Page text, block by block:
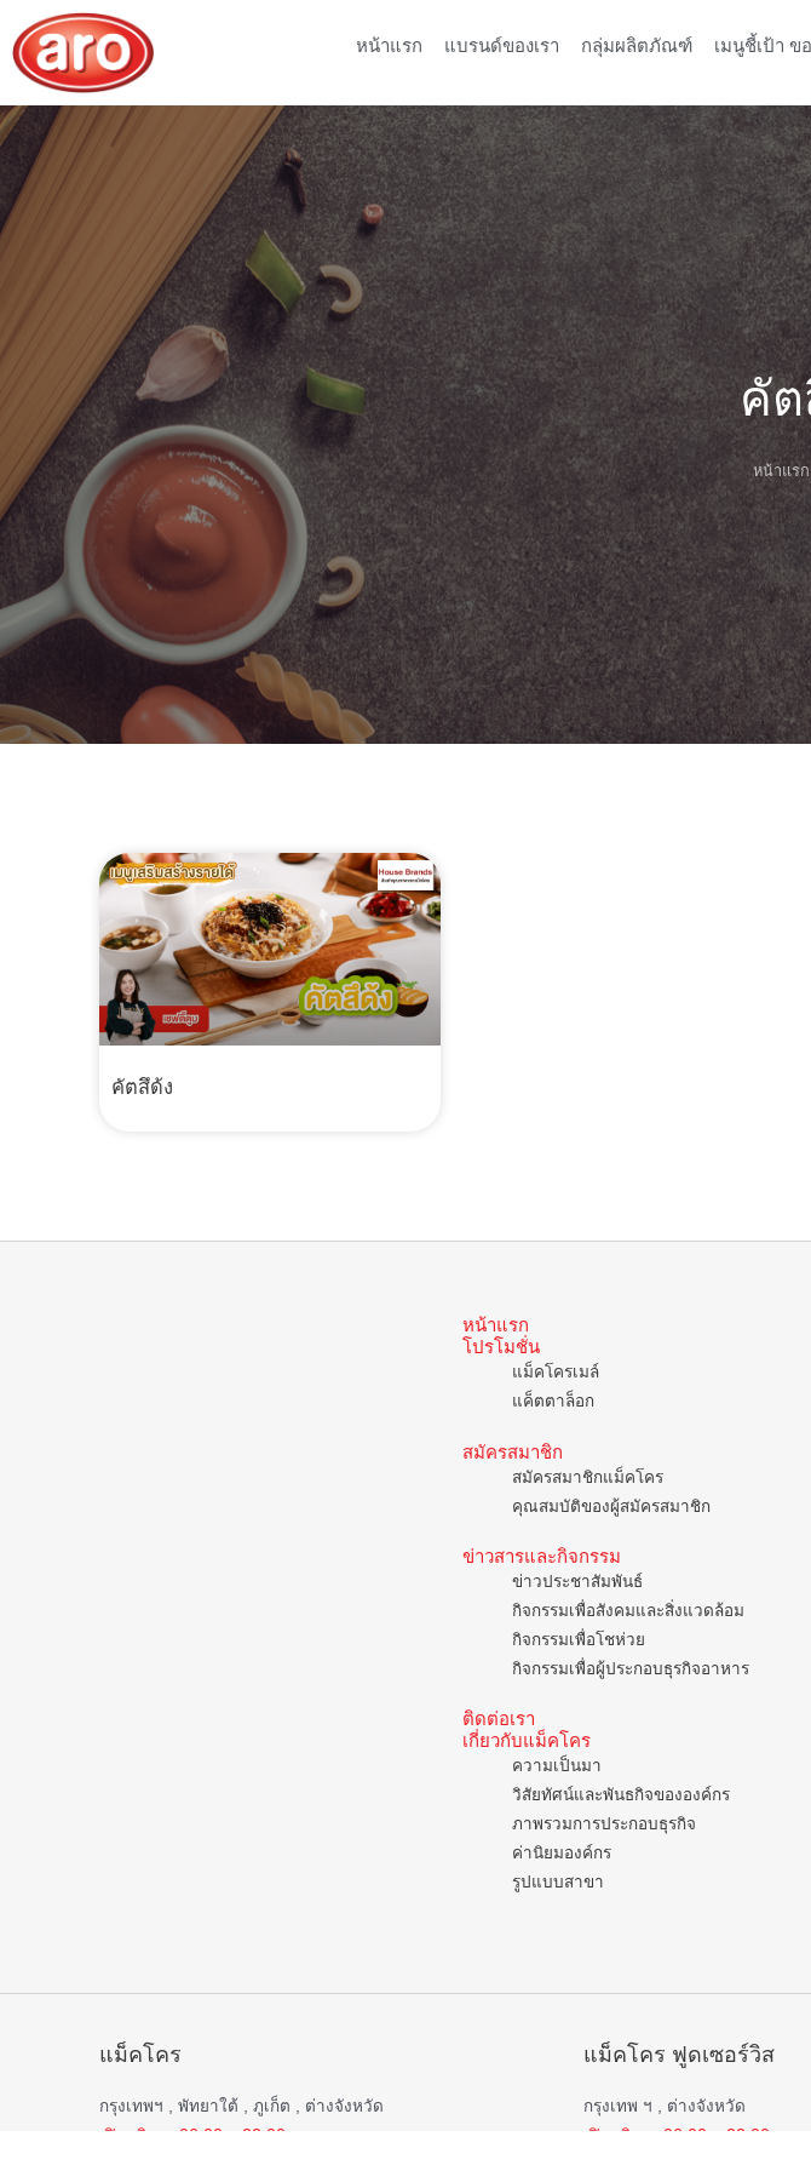
หน้าแรก แบรนด์ของเรา กลุ่มผลิตภัณฑ์ เมนูชี้เป้า
คัต
หน้าแรก
คัตสึด้ง
หน้าแรก
โปรโมชั่น
แม็คโครเมล์
แค็ตตาล็อก
สมัครสมาชิก
สมัครสมาชิกแม็คโคร
คุณสมบัติของผู้สมัครสมาชิก
ข่าวสารและกิจกรรม
ข่าวประชาสัมพันธ์
กิจกรรมเพื่อสังคมและสิ่งแวดล้อม
กิจกรรมเพื่อโชห่วย
กิจกรรมเพื่อผู้ประกอบธุรกิจอาหาร
ติดต่อเรา
เกี่ยวกับแม็คโคร
ความเป็นมา
วิสัยทัศน์และพันธกิจขององค์กร
ภาพรวมการประกอบธุรกิจ
ค่านิยมองค์กร
รูปแบบสาขา
แม็คโคร
กรุงเทพฯ , พัทยาใต้ , ภูเก็ต , ต่างจังหวัด
เปิดบริการ 06.00 – 22.00 น.
แม็คโคร ฟูดเซอร์วิส
กรุงเทพ ฯ , ต่างจังหวัด
เปิดบริการ 06.00 – 22.00 น.